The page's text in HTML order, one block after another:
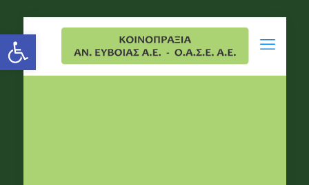
Open toolbar